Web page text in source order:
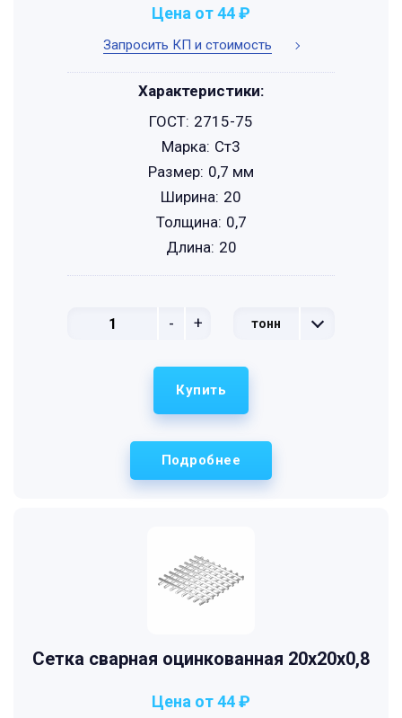
Запросить КП и стоимость
Цена от 44 ₽
- + тонн
Характеристики:
ГОСТ: 2715-75
Марка: Ст3
Размер: 0,7 мм
Ширина: 20
Толщина: 0,7
Длина: 20
Подробнее
Купить
Сетка сварная оцинкованная 20х20х0,8
Цена от 44 ₽